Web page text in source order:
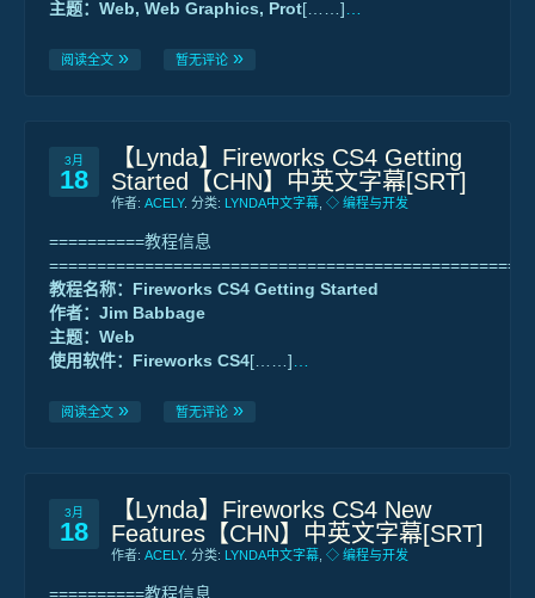
主题：Web, Web Graphics, Prot[……]
阅读全文 暂无评论
3月
18
【Lynda】Fireworks CS4 Getting
Started【CHN】中英文字幕[SRT]
作者: ACELY. 分类: LYNDA中文字幕 ◇ 编程与开发
==========教程信息
教程名称：Fireworks CS4 Getting Started
作者：Jim Babbage
主题：Web
使用软件：Fireworks CS4[……]
阅读全文 暂无评论
3月
18
【Lynda】Fireworks CS4 New
Features【CHN】中英文字幕[SRT]
作者: ACELY. 分类: LYNDA中文字幕 ◇ 编程与开发
==========教程信息